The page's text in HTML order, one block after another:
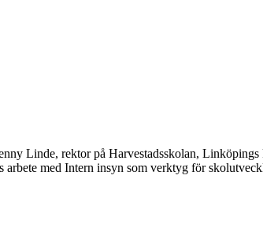
Linde, rektor på Harvestadsskolan,
med Intern insyn som verktyg för